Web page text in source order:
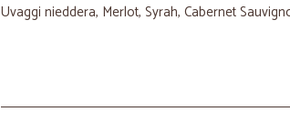
Uvaggi nieddera, Merlot, Syrah, Cabernet